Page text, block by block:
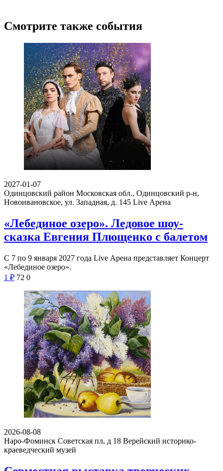
Смотрите также события
2027-01-07
Одинцовский район Московская обл., Одинцовский р-н,
Новоивановское, ул. Западная, д. 145 Live Арена
«Лебединое озеро». Ледовое шоу-
сказка Евгения Плющенко с балетом
С 7 по 9 января 2027 года Live Арена представляет Концерт
«Лебединое озеро».
1 ₽ 72 0
2026-08-08
Наро-Фоминск Советская пл, д 18 Верейский историко-
краеведческий музей